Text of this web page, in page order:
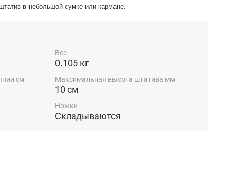
в небольшой сумке или кармане.
Вес
0.105 кг
см Максимальная высота штатива мм
10 см
Ножки
Складываются